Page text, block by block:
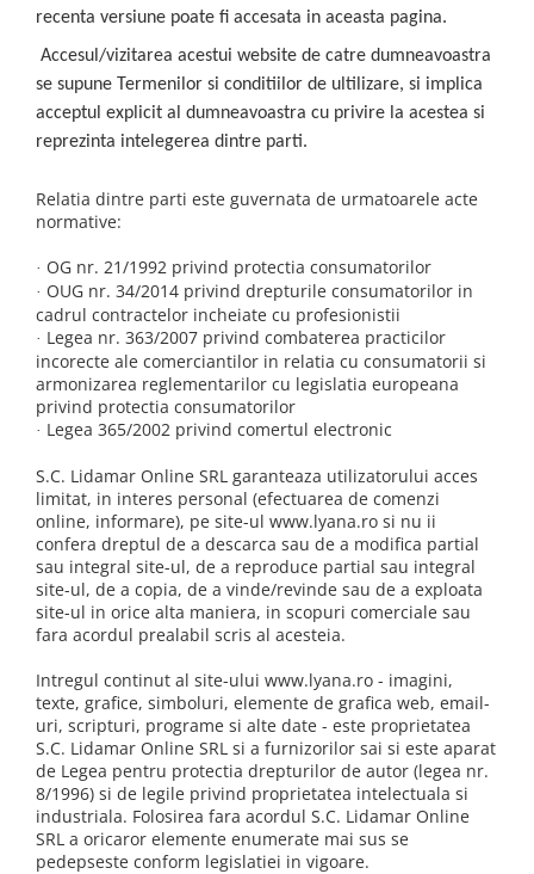
recenta versiune poate fi accesata in aceasta pagina.
Accesul/vizitarea acestui website de catre dumneavoastra
se supune Termenilor si conditiilor de ultilizare, si implica
acceptul explicit al dumneavoastra cu privire la acestea si
reprezinta intelegerea dintre parti.
Relatia dintre parti este guvernata de urmatoarele acte
normative:
· OG nr. 21/1992 privind protectia consumatorilor
· OUG nr. 34/2014 privind drepturile consumatorilor in
cadrul contractelor incheiate cu profesionistii
· Legea nr. 363/2007 privind combaterea practicilor
incorecte ale comerciantilor in relatia cu consumatorii si
armonizarea reglementarilor cu legislatia europeana
privind protectia consumatorilor
· Legea 365/2002 privind comertul electronic
S.C. Lidamar Online SRL garanteaza utilizatorului acces
limitat, in interes personal (efectuarea de comenzi
online, informare), pe site-ul www.lyana.ro si nu ii
confera dreptul de a descarca sau de a modifica partial
sau integral site-ul, de a reproduce partial sau integral
site-ul, de a copia, de a vinde/revinde sau de a exploata
site-ul in orice alta maniera, in scopuri comerciale sau
fara acordul prealabil scris al acesteia.
Intregul continut al site-ului www.lyana.ro - imagini,
texte, grafice, simboluri, elemente de grafica web, email-
uri, scripturi, programe si alte date - este proprietatea
S.C. Lidamar Online SRL si a furnizorilor sai si este aparat
de Legea pentru protectia drepturilor de autor (legea nr.
8/1996) si de legile privind proprietatea intelectuala si
industriala. Folosirea fara acordul S.C. Lidamar Online
SRL a oricaror elemente enumerate mai sus se
pedepseste conform legislatiei in vigoare.